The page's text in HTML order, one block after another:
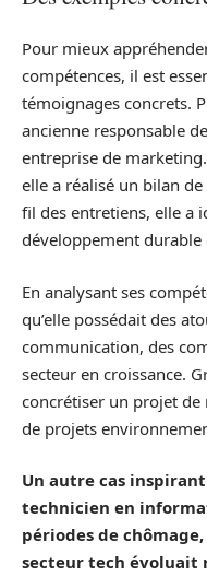
Pour mieux
compétences, il est
témoignages concrets.
ancienne responsable
entreprise de
elle a réalisé un bilan
fil des entretiens, elle a
développement durable
En analysant ses
qu’elle possédait des
communication, des
secteur en croissance.
concrétiser un projet
de projets
Un autre cas
technicien en
périodes de
secteur tech évoluait